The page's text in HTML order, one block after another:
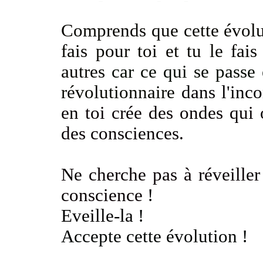
Comprends que cette
fais pour toi et tu le fais
autres car ce qui se
révolutionnaire dans
en toi crée des ondes
des consciences.
Ne cherche pas à
conscience !
Eveille-la !
Accepte cette évolution !